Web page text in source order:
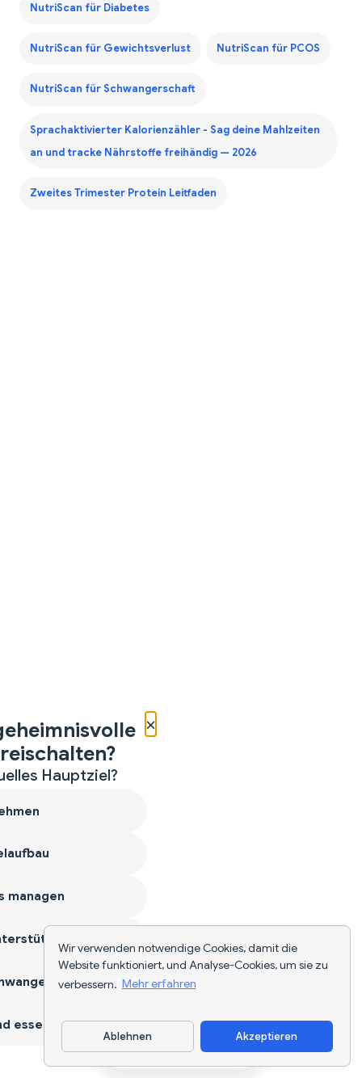
Wir verwenden notwendige Cookies, damit die
Website funktioniert, und Analyse-Cookies, um sie zu
verbessern. Mehr erfahren
Ablehnen Akzeptieren
NutriScan für Diabetes
NutriScan für Gewichtsverlust NutriScan für PCOS
NutriScan für Schwangerschaft
Sprachaktivierter Kalorienzähler - Sag deine Mahlzeiten
an und tracke Nährstoffe freihändig — 2026
Zweites Trimester Protein Leitfaden
App herunterladen
×
Hauptziel?
managen
essen